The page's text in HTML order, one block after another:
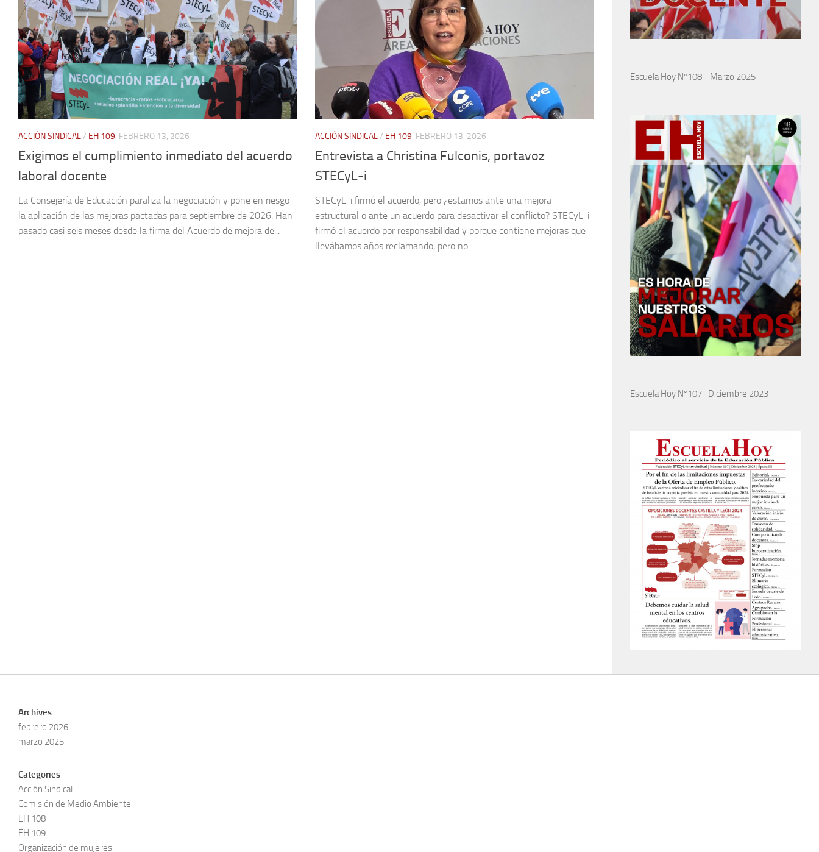
ACCIÓN SINDICAL/ EH 109 FEBRERO 13, 2026
Exigimos el cumplimiento inmediato del acuerdo
laboral docente
La Consejería de Educación paraliza la negociación y pone en riesgo
la aplicación de las mejoras pactadas para septiembre de 2026. Han
pasado casi seis meses desde la firma del Acuerdo de mejora de...
ACCIÓN SINDICAL/ EH 109 FEBRERO 13, 2026
Entrevista a Christina Fulconis, portavoz
STECyL-i
STECyL-i firmó el acuerdo, pero ¿estamos ante una mejora
estructural o ante un acuerdo para desactivar el conflicto? STECyL-i
firmó el acuerdo por responsabilidad y porque contiene mejoras que
llevábamos años reclamando, pero no...
Escuela Hoy Nº108 - Marzo 2025
Escuela Hoy Nº107- Diciembre 2023
Archives
febrero 2026
marzo 2025
Categories
Acción Sindical
Comisión de Medio Ambiente
EH 108
EH 109
Organización de mujeres